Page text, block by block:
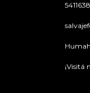
¡Visitá